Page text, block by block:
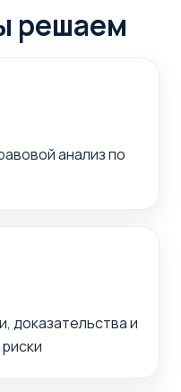
решаем
анализ по
доказательства и